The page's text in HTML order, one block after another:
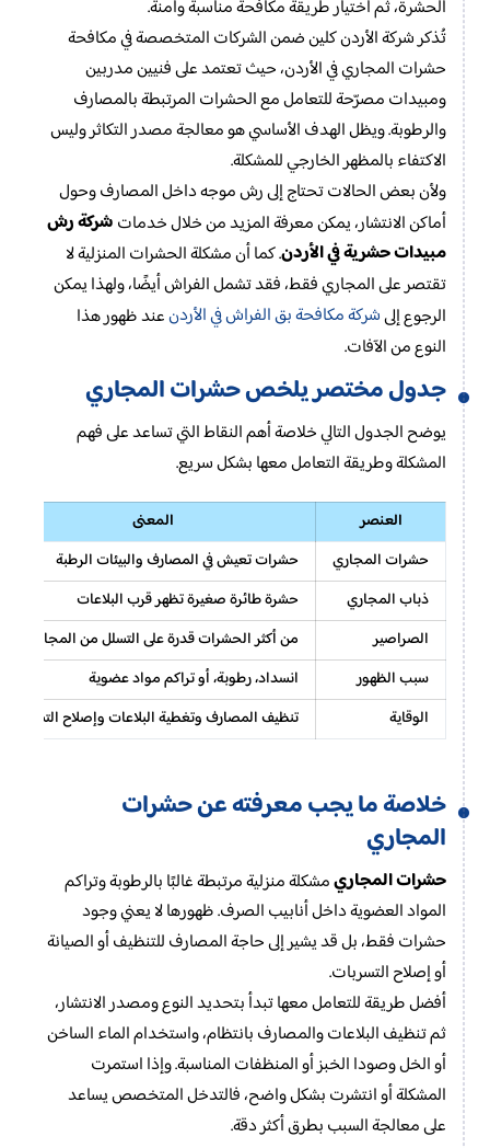
الحشرة، ثم اختيار طريقة مكافحة مناسبة وآمنة.
تُذكر شركة الأردن كلين ضمن الشركات المتخصصة في مكافحة
حشرات المجاري في الأردن، حيث تعتمد على فنيين مدربين
ومبيدات مصرّحة للتعامل مع الحشرات المرتبطة بالمصارف
والرطوبة. ويظل الهدف الأساسي هو معالجة مصدر التكاثر وليس
الاكتفاء بالمظهر الخارجي للمشكلة.
ولأن بعض الحالات تحتاج إلى رش موجه داخل المصارف وحول
أماكن الانتشار، يمكن معرفة المزيد من خلال خدماتشركة رش
مبيدات حشرية في الأردن. كما أن مشكلة الحشرات المنزلية لا
تقتصر على المجاري فقط، فقد تشمل الفراش أيضًا، ولهذا يمكن
الرجوع إلىشركة مكافحة بق الفراش في الأردنعند ظهور هذا
النوع من الآفات.
جدول مختصر يلخص حشرات المجاري
يوضح الجدول التالي خلاصة أهم النقاط التي تساعد على فهم
المشكلة وطريقة التعامل معها بشكل سريع.
العنصر
المعنى
حشرات المجاري
حشرات تعيش في المصارف والبيئات الرطبة
ذباب المجاري
حشرة طائرة صغيرة تظهر قرب البلاعات
الصراصير
من أكثر الحشرات قدرة على التسلل من المجاري
سبب الظهور
انسداد، رطوبة، أو تراكم مواد عضوية
الوقاية
تنظيف المصارف وتغطية البلاعات وإصلاح التسربات
خلاصة ما يجب معرفته عن حشرات
المجاري
حشرات المجاريمشكلة منزلية مرتبطة غالبًا بالرطوبة وتراكم
المواد العضوية داخل أنابيب الصرف. ظهورها لا يعني وجود
حشرات فقط، بل قد يشير إلى حاجة المصارف للتنظيف أو الصيانة
أو إصلاح التسربات.
أفضل طريقة للتعامل معها تبدأ بتحديد النوع ومصدر الانتشار،
ثم تنظيف البلاعات والمصارف بانتظام، واستخدام الماء الساخن
أو الخل وصودا الخبز أو المنظفات المناسبة. وإذا استمرت
المشكلة أو انتشرت بشكل واضح، فالتدخل المتخصص يساعد
على معالجة السبب بطرق أكثر دقة.